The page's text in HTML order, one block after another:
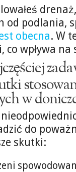
od podlania,
obecna. W
co wpływa
w
do
skutki: